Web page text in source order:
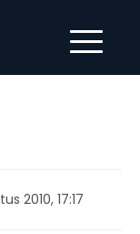
2010, 17:17